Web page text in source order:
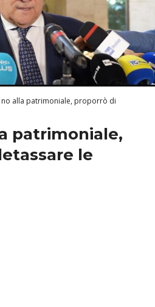
no alla patrimoniale, proporrò di
patrimoniale,
le